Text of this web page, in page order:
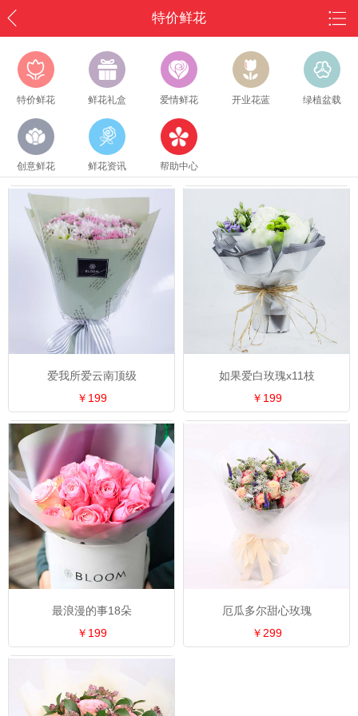
特价鲜花
特价鲜花 鲜花礼盒 爱情鲜花 开业花蓝 绿植盆载
创意鲜花 鲜花资讯 帮助中心
爱我所爱云南顶级
￥199
如果爱白玫瑰x11枝
￥199
最浪漫的事18朵
￥199
厄瓜多尔甜心玫瑰
￥299